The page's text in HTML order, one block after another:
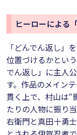
ヒーローによる
「どんでん返し」
位置づけるかとい
でん返し」に主人
す。作品のメイン
貫く上で、村山は“
たりの人物に振り
右衛門と真田十勇